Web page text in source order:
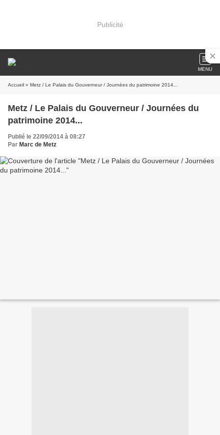
Publicité
MENU
Accueil » Metz / Le Palais du Gouverneur / Journées du patrimoine 2014...
Metz / Le Palais du Gouverneur / Journées du
patrimoine 2014...
Publié le 22/09/2014 à 08:27
Par Marc de Metz